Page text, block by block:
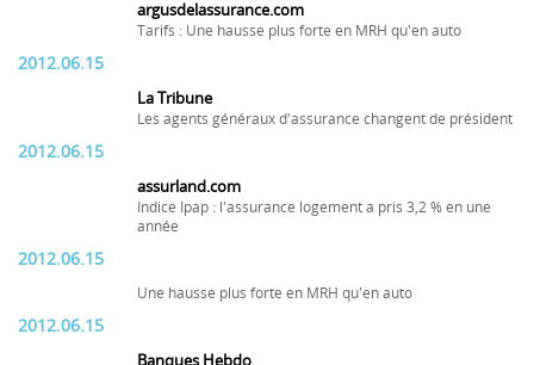
argusdelassurance.com
Tarifs : Une hausse plus forte en MRH qu'en auto
2012.06.15
La Tribune
Les agents généraux d'assurance changent de président
2012.06.15
assurland.com
Indice Ipap : l'assurance logement a pris 3,2 % en une
année
2012.06.15
Une hausse plus forte en MRH qu'en auto
2012.06.15
Banques Hebdo